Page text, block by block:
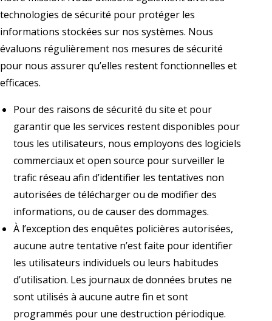
technologies de sécurité pour protéger les
informations stockées sur nos systèmes. Nous
évaluons régulièrement nos mesures de sécurité
pour nous assurer qu’elles restent fonctionnelles et
efficaces.
Pour des raisons de sécurité du site et pour
garantir que les services restent disponibles pour
tous les utilisateurs, nous employons des logiciels
commerciaux et open source pour surveiller le
trafic réseau afin d’identifier les tentatives non
autorisées de télécharger ou de modifier des
informations, ou de causer des dommages.
À l’exception des enquêtes policières autorisées,
aucune autre tentative n’est faite pour identifier
les utilisateurs individuels ou leurs habitudes
d’utilisation. Les journaux de données brutes ne
sont utilisés à aucune autre fin et sont
programmés pour une destruction périodique.